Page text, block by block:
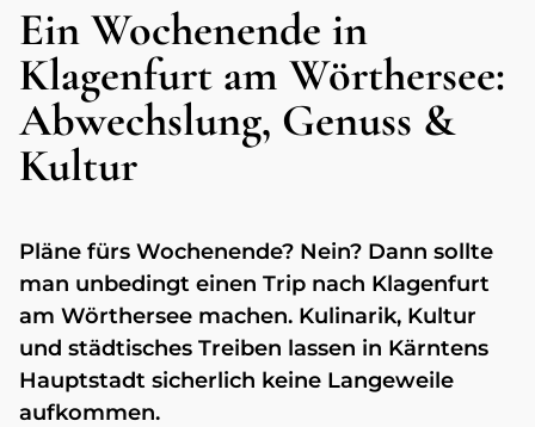
Ein Wochenende in
Klagenfurt am Wörthersee:
Abwechslung, Genuss &
Kultur
Pläne fürs Wochenende? Nein? Dann sollte
man unbedingt einen Trip nach Klagenfurt
am Wörthersee machen. Kulinarik, Kultur
und städtisches Treiben lassen in Kärntens
Hauptstadt sicherlich keine Langeweile
aufkommen.